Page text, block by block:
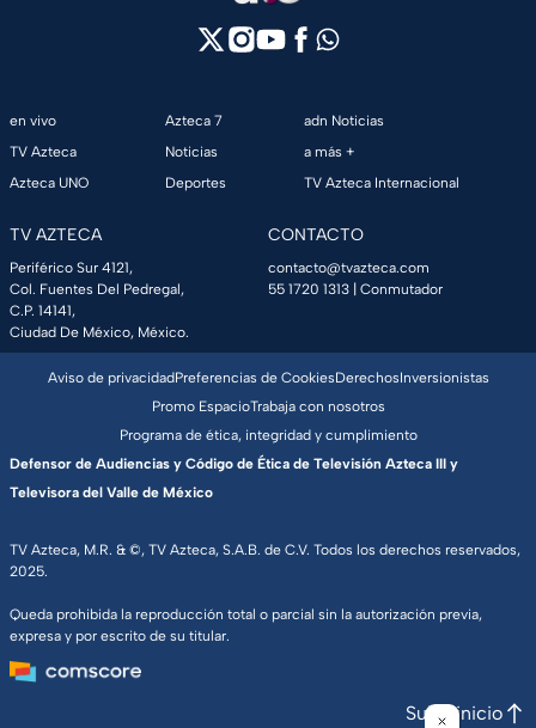
en vivo
TV Azteca
Azteca UNO
Azteca 7
Noticias
Deportes
adn Noticias
a más +
TV Azteca Internacional
TV AZTECA
Periférico Sur 4121,
Col. Fuentes Del Pedregal,
C.P. 14141,
Ciudad De México, México.
CONTACTO
contacto@tvazteca.com
55 1720 1313 | Conmutador
TV Azteca, M.R. & ©, TV Azteca, S.A.B. de C.V. Todos los derechos reservados,
2025.
Queda prohibida la reproducción total o parcial sin la autorización previa,
expresa y por escrito de su titular.
Aviso de privacidadPreferencias de CookiesDerechosInversionistas
Promo EspacioTrabaja con nosotros
Programa de ética, integridad y cumplimiento
Defensor de Audiencias y Código de Ética de Televisión Azteca III y
Televisora del Valle de México
Subir inicio